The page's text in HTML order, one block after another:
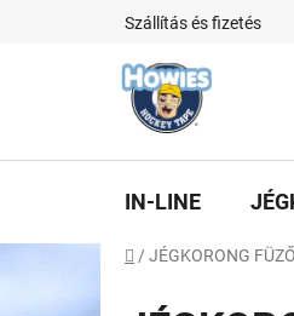
Szállítás és fizetés
IN-LINE
Kezdőlap
/ JÉGKORONG FÜZŐ